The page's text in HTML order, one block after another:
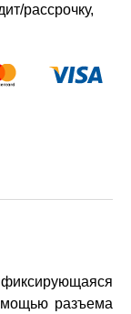
рассрочку,
разъема